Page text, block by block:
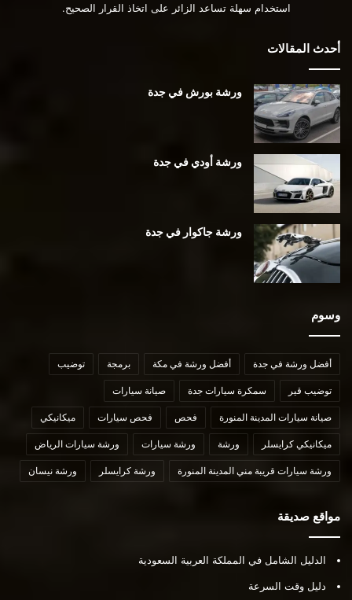
استخدام سهلة تساعد الزائر على اتخاذ القرار الصحيح.
أحدث المقالات
ورشة بورش في جدة
ورشة أودي في جدة
ورشة جاكوار في جدة
وسوم
أفضل ورشة في جدة أفضل ورشة في مكة برمجة توضيب
توضيب قير سمكرة سيارات جدة صيانة سيارات
صيانة سيارات المدينة المنورة فحص فحص سيارات ميكانيكي
ميكانيكي كرايسلر ورشة ورشة سيارات ورشة سيارات الرياض
ورشة سيارات قريبة مني المدينة المنورة ورشة كرايسلر ورشة نيسان
مواقع صديقة
الدليل الشامل في المملكة العربية السعودية
دليل وقت السرعة